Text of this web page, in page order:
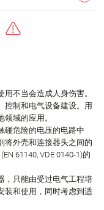
不当会造成人身伤害。
控制和电气设备建设。用
域的应用。
碰危险的电压的电路中
将外壳和连接器头之间的
61140, VDE 0140-1)的
，只能由受过电气工程培
装和使用，同时考虑到适